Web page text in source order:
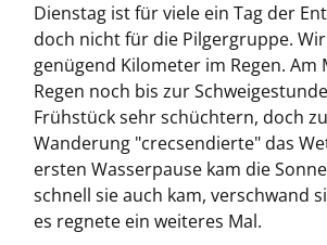
Dienstag ist für viele ein Tag der
doch nicht für die Pilgergruppe.
genügend Kilometer im Regen. Am
Regen noch bis zur
Frühstück sehr schüchtern, doch
Wanderung "crecsendierte" das
ersten Wasserpause kam die
schnell sie auch kam, verschwand
es regnete ein weiteres Mal.